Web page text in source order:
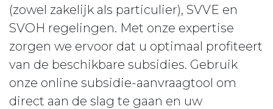
(zowel zakelijk als particulier), SVVE en
SVOH regelingen. Met onze expertise
zorgen we ervoor dat u optimaal profiteert
van de beschikbare subsidies. Gebruik
onze online subsidie-aanvraagtool om
direct aan de slag te gaan en uw